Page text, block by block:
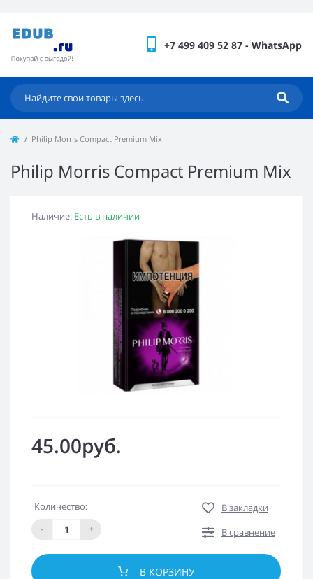
+7 499 409 52 87 - WhatsApp
Philip Morris Compact Premium Mix
Philip Morris Compact Premium Mix
Наличие: Есть в наличии
45.00руб.
Количество:
-
+
В закладки
В сравнение
В КОРЗИНУ